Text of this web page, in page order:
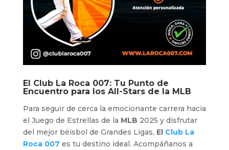
El Club La Roca 007: Tu Punto de
Encuentro para los All-Stars de la MLB
Para seguir de cerca la emocionante carrera hacia
el Juego de Estrellas de la MLB 2025 y disfrutar
del mejor béisbol de Grandes Ligas, El Club La
Roca 007 es tu destino ideal. Acompáñanos a